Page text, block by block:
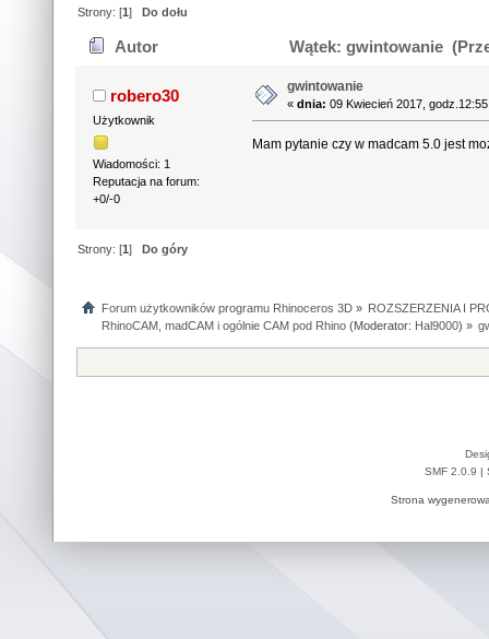
Strony: [1]Do dołu
Autor Wątek: gwintowanie
robero30
Użytkownik
Wiadomości: 1
Reputacja na forum:
+0/-0
gwintowanie
«dnia: 09 Kwiecień 2017,
Mam pytanie czy w madcam 5.0 jest
Strony: [1]Do góry
Forum użytkowników programu Rhinoceros 3D» ROZSZERZENIA I
RhinoCAM, madCAM i ogólnie CAM pod Rhino(Moderator: Hal9000) »
SMF 2.0.9
Strona